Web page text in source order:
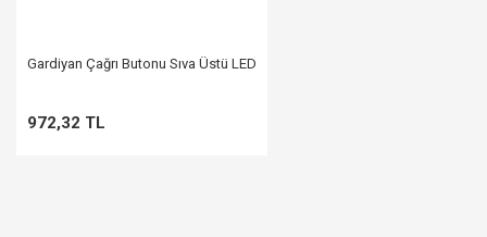
Gardiyan Çağrı Butonu Sıva Üstü LED
972,32 TL